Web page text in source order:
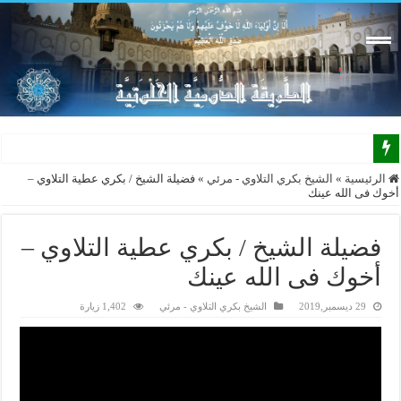
الرئيسية » الشيخ بكري التلاوي - مرئي » فضيلة الشيخ / بكري عطية التلاوي –
أخوك فى الله عينك
فضيلة الشيخ / بكري عطية التلاوي –
أخوك فى الله عينك
29 ديسمبر,2019 الشيخ بكري التلاوي - مرئي 1,402 زيارة